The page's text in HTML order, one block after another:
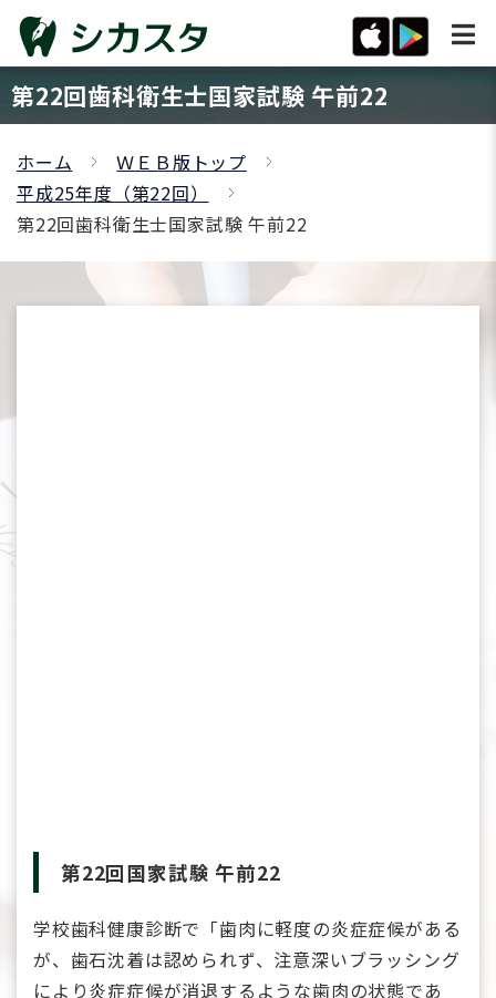
第22回歯科衛生士国家試験 午前22
ホーム
ＷＥＢ版トップ
平成25年度（第22回）
第22回歯科衛生士国家試験 午前22
第22回国家試験 午前22
学校歯科健康診断で「歯肉に軽度の炎症症候がある
が、歯石沈着は認められず、注意深いブラッシング
により炎症症候が消退するような歯肉の状態であ